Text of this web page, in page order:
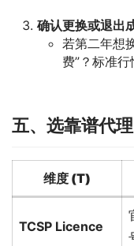
确认更换或退出
若第二年想
费”？标准
五、选靠谱代
维度 (T)
TCSP Licence